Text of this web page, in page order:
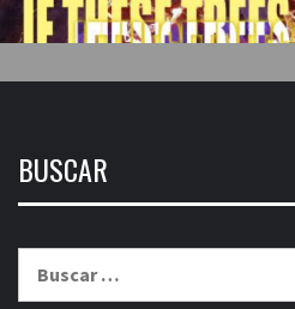
BUSCAR